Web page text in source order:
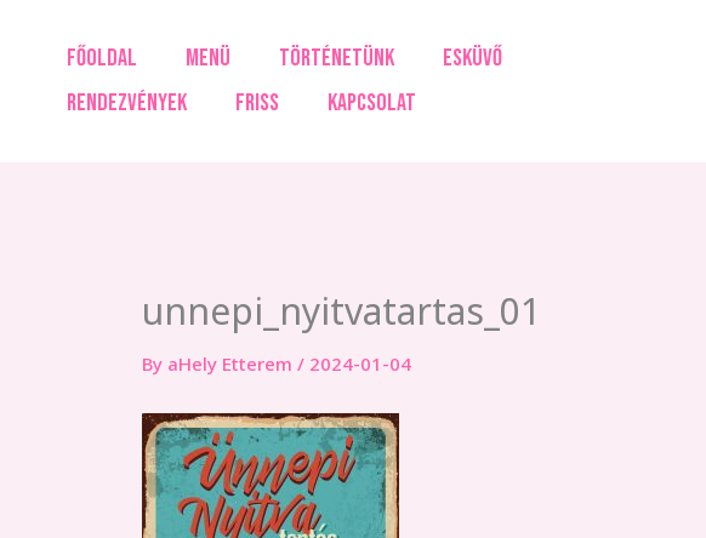
FŐOLDAL MENÜ TÖRTÉNETÜNK
ESKÜVŐ
RENDEZVÉNYEK
FRISS KAPCSOLAT
unnepi_nyitvatartas_01
By aHely Etterem / 2024-01-04